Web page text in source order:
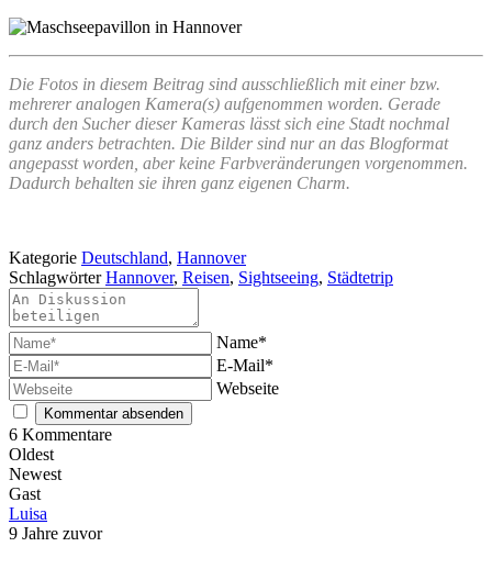
Die Fotos in diesem Beitrag sind ausschließlich mit einer bzw.
mehrerer analogen Kamera(s) aufgenommen worden. Gerade
durch den Sucher dieser Kameras lässt sich eine Stadt nochmal
ganz anders betrachten. Die Bilder sind nur an das Blogformat
angepasst worden, aber keine Farbveränderungen vorgenommen.
Dadurch behalten sie ihren ganz eigenen Charm.
Kategorie Deutschland, Hannover
SchlagwörterHannover, Reisen, Sightseeing, Städtetrip
Name*
E-Mail*
Webseite
6 Kommentare
Oldest
Newest
Gast
Luisa
9 Jahre zuvor